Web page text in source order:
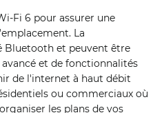
Fi 6 pour assurer une
La
Bluetooth et peuvent être
et de fonctionnalités
de l'internet à haut débit
ou commerciaux où
les plans de vos